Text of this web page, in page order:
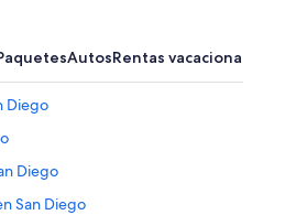
AutosRentas vacacionales
Diego
Diego
San Diego